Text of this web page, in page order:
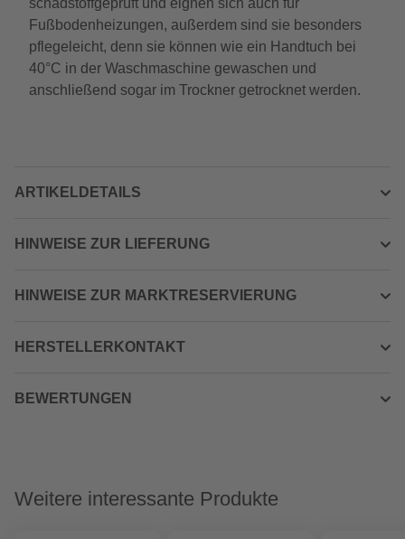
schadstoffgeprüft und eignen sich auch für
Fußbodenheizungen, außerdem sind sie besonders
pflegeleicht, denn sie können wie ein Handtuch bei
40°C in der Waschmaschine gewaschen und
anschließend sogar im Trockner getrocknet werden.
ARTIKELDETAILS
HINWEISE ZUR LIEFERUNG
HINWEISE ZUR MARKTRESERVIERUNG
HERSTELLERKONTAKT
BEWERTUNGEN
Weitere interessante Produkte